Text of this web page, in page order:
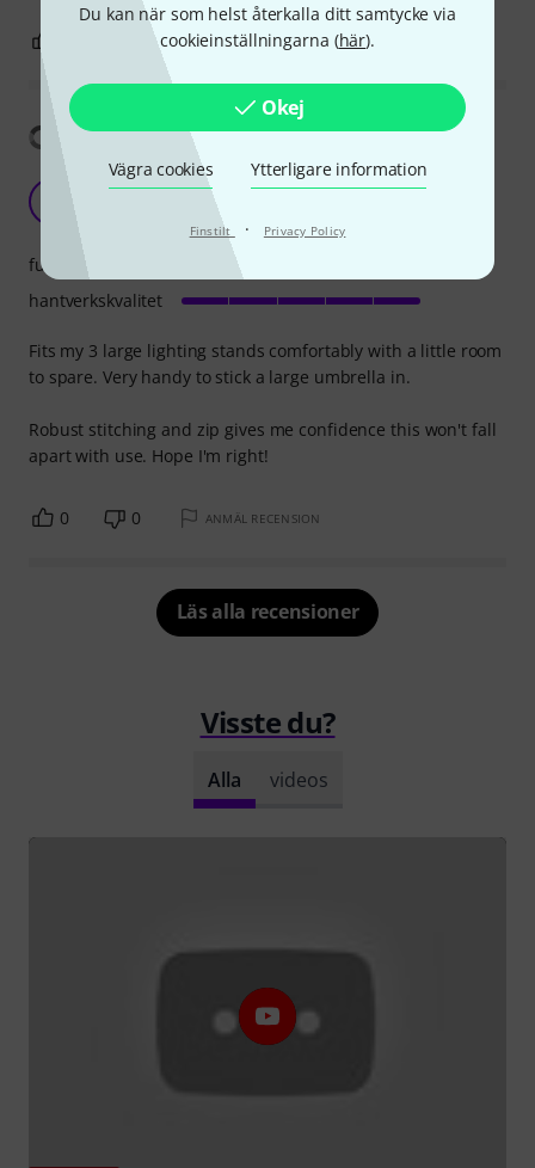
Du kan när som helst återkalla ditt samtycke via
cookieinställningarna (här).
Okej
Vägra cookies Ytterligare information
Finstilt · Privacy Policy
ANMÄL RECENSION
Visa översättning
Very sturdy bag
mattphoto 07.01.2021
Fits my 3 large lighting stands comfortably with a little room
to spare. Very handy to stick a large umbrella in.
Robust stitching and zip gives me confidence this won't fall
apart with use. Hope I'm right!
funktion
hantverkskvalitet
0 0 ANMÄL RECENSION
Läs alla recensioner
Visste du?
Alla videos